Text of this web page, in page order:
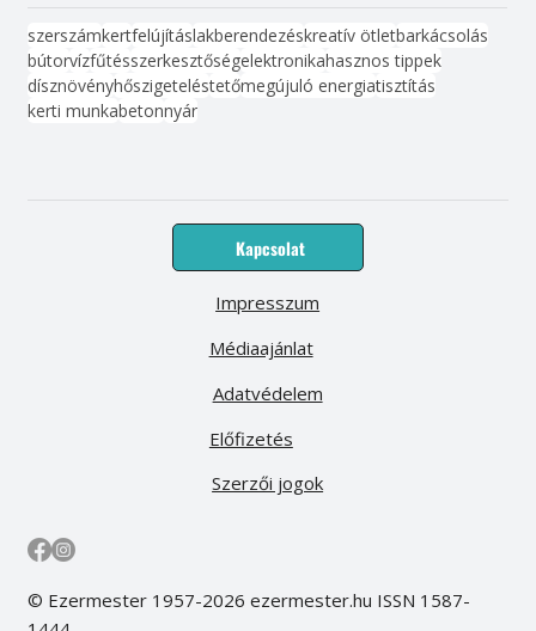
szerszámkertfelújításlakberendezéskreatív ötletbarkácsolás
bútorvízfűtésszerkesztőségelektronikahasznos tippek
dísznövényhőszigeteléstetőmegújuló energiatisztítás
kerti munkabetonnyár
Kapcsolat
Médiaajánlat
Előfizetés
Impresszum
Adatvédelem
Szerzői jogok
© Ezermester 1957-2026 ezermester.hu ISSN 1587-